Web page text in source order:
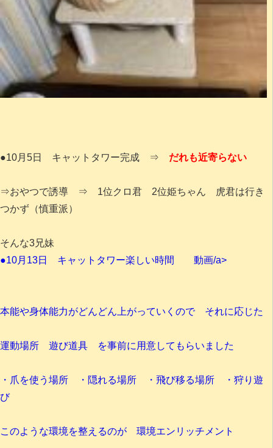
●10月5日 キャットタワー完成 ⇒ だれも近寄らない
⇒おやつで誘導 ⇒ 1位クロ君 2位姫ちゃん 虎君は行き
つかず（慎重派）
そんな3兄妹
●10月13日 キャットタワー楽しい時間 動画/a>
本能や身体能力がどんどん上がっていくので それに応じた
運動場所 遊び道具 を事前に用意してもらいました
・爪を使う場所 ・隠れる場所 ・飛び移る場所 ・狩り遊
び
このような環境を整えるのが 環境エンリッチメント